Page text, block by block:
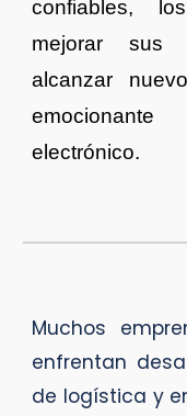
confiables,
mejorar sus
alcanzar
electrónico.
Muchos
enfrentan
de logística y